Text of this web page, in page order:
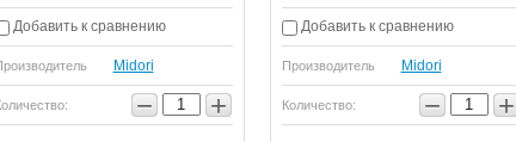
Добавить к сравнению
Midori
− +
Добавить к сравнению
Производитель Midori
Количество: − +